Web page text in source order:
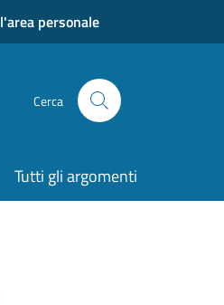
personale
Cerca
Tutti gli argomenti